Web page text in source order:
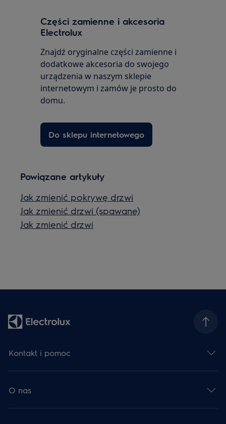
Części zamienne i akcesoria
Electrolux
Znajdź oryginalne części zamienne i
dodatkowe akcesoria do swojego
urządzenia w naszym sklepie
internetowym i zamów je prosto do
domu.
Do sklepu internetowego
Powiązane artykuły
Jak zmienić pokrywę drzwi
Jak zmienić drzwi (spawane)
Jak zmienić drzwi
Kontakt i pomoc
O nas